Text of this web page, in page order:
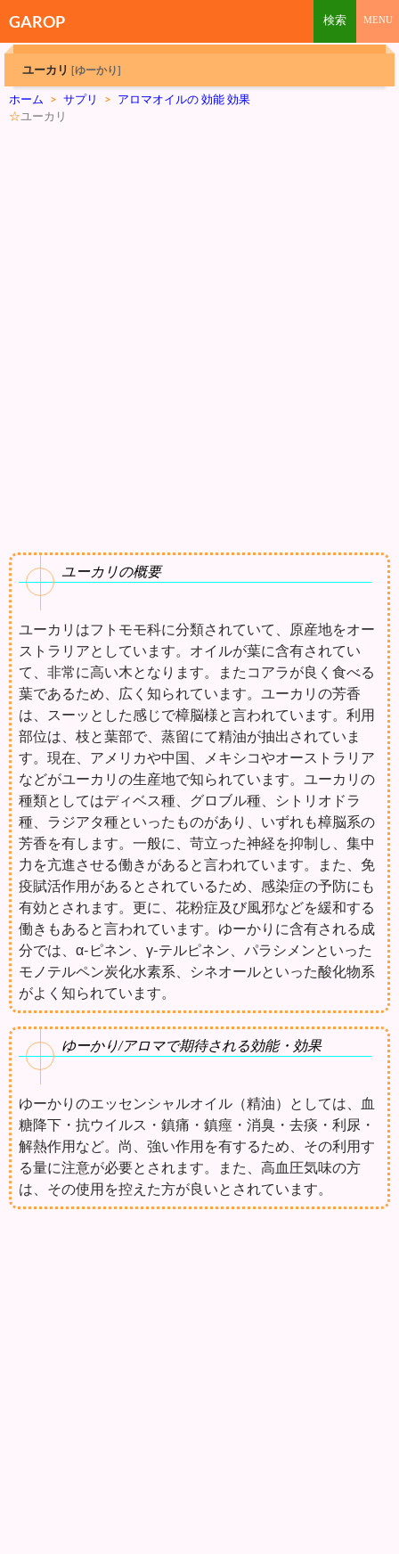
GAROP
ユーカリ [ゆーかり]
ホーム > サプリ > アロマオイルの 効能 効果
☆ユーカリ
ユーカリの概要
ユーカリはフトモモ科に分類されていて、原産地をオー
ストラリアとしています。オイルが葉に含有されてい
て、非常に高い木となります。またコアラが良く食べる
葉であるため、広く知られています。ユーカリの芳香
は、スーッとした感じで樟脳様と言われています。利用
部位は、枝と葉部で、蒸留にて精油が抽出されていま
す。現在、アメリカや中国、メキシコやオーストラリア
などがユーカリの生産地で知られています。ユーカリの
種類としてはディベス種、グロブル種、シトリオドラ
種、ラジアタ種といったものがあり、いずれも樟脳系の
芳香を有します。一般に、苛立った神経を抑制し、集中
力を亢進させる働きがあると言われています。また、免
疫賦活作用があるとされているため、感染症の予防にも
有効とされます。更に、花粉症及び風邪などを緩和する
働きもあると言われています。ゆーかりに含有される成
分では、α-ピネン、γ-テルピネン、パラシメンといった
モノテルペン炭化水素系、シネオールといった酸化物系
がよく知られています。
ゆーかり/アロマで期待される効能・効果
ゆーかりのエッセンシャルオイル（精油）としては、血
糖降下・抗ウイルス・鎮痛・鎮痙・消臭・去痰・利尿・
解熱作用など。尚、強い作用を有するため、その利用す
る量に注意が必要とされます。また、高血圧気味の方
は、その使用を控えた方が良いとされています。